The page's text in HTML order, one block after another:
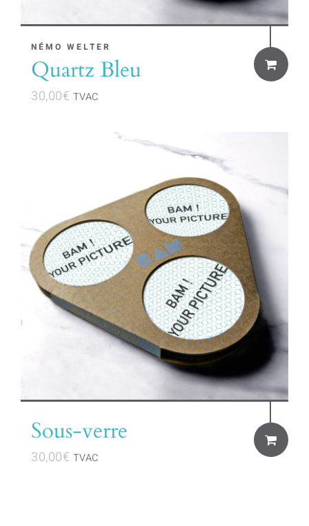
NÉMO WELTER
Quartz Bleu
30,00€ TVAC
Sous-verre
30,00€ TVAC